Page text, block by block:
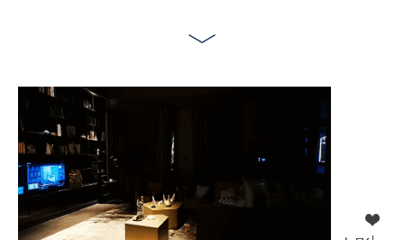
给鹰视界打赏